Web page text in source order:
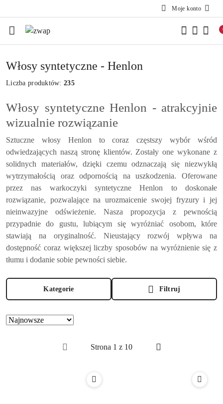
Moje konto
Włosy syntetyczne - Henlon
Liczba produktów:235
Włosy syntetyczne Henlon - atrakcyjnie
wizualnie rozwiązanie
Sztuczne włosy Henlon to coraz częstszy wybór wśród
odwiedzających naszą stronę klientów. Zostały one wykonane z
solidnych materiałów, dzięki czemu odznaczają się niezwykłą
wytrzymałością oraz odpornością na uszkodzenia. Oferowane
przez nas warkoczyki syntetyczne Henlon to doskonałe
rozwiązanie, pozwalające na urozmaicenie swojej fryzury i jej
nieinwazyjne odświeżenie. Nasza propozycja z pewnością
przypadnie do gustu, lubiącym się wyróżniać osobom, które
stawiają na oryginalność. Nieustający rozwój wpływa na
dostępność coraz większej liczby sposobów na wyróżnienie się z
tłumu i dodanie sobie pewności siebie.
Kategorie Filtruj
Zastosowano
Sortuj